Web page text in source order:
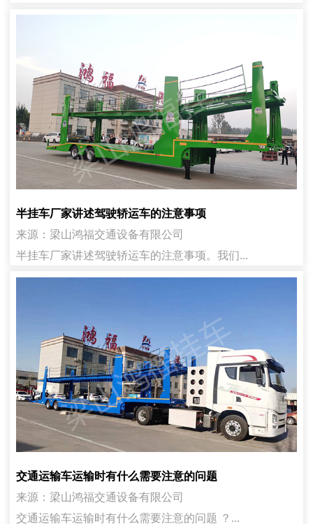
半挂车厂家讲述驾驶轿运车的注意事项
来源：梁山鸿福交通设备有限公司
半挂车厂家讲述驾驶轿运车的注意事项。我们...
交通运输车运输时有什么需要注意的问题
来源：梁山鸿福交通设备有限公司
交通运输车运输时有什么需要注意的问题 ？...